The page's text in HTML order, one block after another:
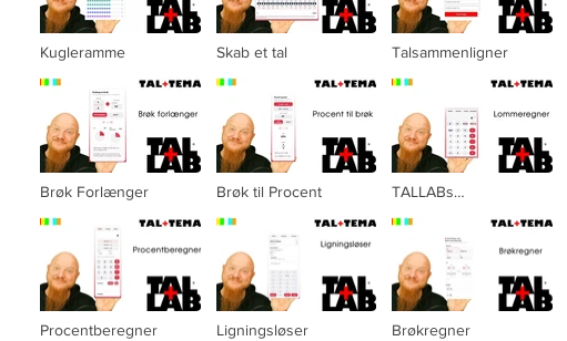
Kugleramme Skab et tal Talsammenligner
Brøk Forlænger Brøk til Procent
TALLABs
Procentberegner Ligningsløser Brøkregner